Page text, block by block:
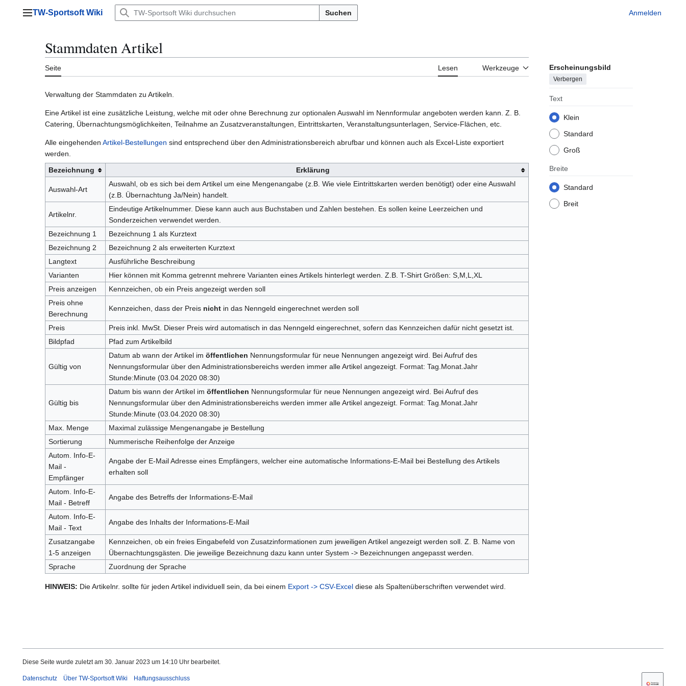
Hauptmenü
TW-Sportsoft Wiki Suchen Anmelden
Stammdaten Artikel
Seite Lesen Werkzeuge Erscheinungsbild
Verbergen
Text
Klein
Standard
Groß
Breite
Standard
Breit
Verwaltung der Stammdaten zu Artikeln.
Eine Artikel ist eine zusätzliche Leistung, welche mit oder ohne Berechnung zur optionalen Auswahl im Nennformular angeboten werden kann. Z. B.
Catering, Übernachtungsmöglichkeiten, Teilnahme an Zusatzveranstaltungen, Eintrittskarten, Veranstaltungsunterlagen, Service-Flächen, etc.
Alle eingehenden Artikel-Bestellungen sind entsprechend über den Administrationsbereich abrufbar und können auch als Excel-Liste exportiert
werden.
Bezeichnung
Erklärung
Auswahl-Art
Auswahl, ob es sich bei dem Artikel um eine Mengenangabe (z.B. Wie viele Eintrittskarten werden benötigt) oder eine Auswahl
(z.B. Übernachtung Ja/Nein) handelt.
Artikelnr.
Eindeutige Artikelnummer. Diese kann auch aus Buchstaben und Zahlen bestehen. Es sollen keine Leerzeichen und
Sonderzeichen verwendet werden.
Bezeichnung 1
Bezeichnung 1 als Kurztext
Bezeichnung 2
Bezeichnung 2 als erweiterten Kurztext
Langtext
Ausführliche Beschreibung
Varianten
Hier können mit Komma getrennt mehrere Varianten eines Artikels hinterlegt werden. Z.B. T-Shirt Größen: S,M,L,XL
Preis anzeigen
Kennzeichen, ob ein Preis angezeigt werden soll
Preis ohne
Berechnung
Kennzeichen, dass der Preis nichtin das Nenngeld eingerechnet werden soll
Preis
Preis inkl. MwSt. Dieser Preis wird automatisch in das Nenngeld eingerechnet, sofern das Kennzeichen dafür nicht gesetzt ist.
Bildpfad
Pfad zum Artikelbild
Gültig von
Datum ab wann der Artikel im öffentlichen Nennungsformular für neue Nennungen angezeigt wird. Bei Aufruf des
Nennungsformular über den Administrationsbereichs werden immer alle Artikel angezeigt. Format: Tag.Monat.Jahr
Stunde:Minute (03.04.2020 08:30)
Gültig bis
Datum bis wann der Artikel im öffentlichen Nennungsformular für neue Nennungen angezeigt wird. Bei Aufruf des
Nennungsformular über den Administrationsbereichs werden immer alle Artikel angezeigt. Format: Tag.Monat.Jahr
Stunde:Minute (03.04.2020 08:30)
Max. Menge
Maximal zulässige Mengenangabe je Bestellung
Sortierung
Nummerische Reihenfolge der Anzeige
Autom. Info-E-
Mail -
Empfänger
Angabe der E-Mail Adresse eines Empfängers, welcher eine automatische Informations-E-Mail bei Bestellung des Artikels
erhalten soll
Autom. Info-E-
Mail - Betreff
Angabe des Betreffs der Informations-E-Mail
Autom. Info-E-
Mail - Text
Angabe des Inhalts der Informations-E-Mail
Zusatzangabe
1-5 anzeigen
Kennzeichen, ob ein freies Eingabefeld von Zusatzinformationen zum jeweiligen Artikel angezeigt werden soll. Z. B. Name von
Übernachtungsgästen. Die jeweilige Bezeichnung dazu kann unter System -> Bezeichnungen angepasst werden.
Sprache
Zuordnung der Sprache
HINWEIS: Die Artikelnr. sollte für jeden Artikel individuell sein, da bei einem Export -> CSV-Excel diese als Spaltenüberschriften verwendet wird.
Diese Seite wurde zuletzt am 30. Januar 2023 um 14:10 Uhr bearbeitet.
Datenschutz Über TW-Sportsoft Wiki Haftungsausschluss